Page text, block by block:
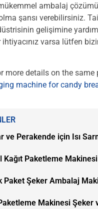
ambalaj çözümü
şansı verebilirsiniz.
gelişimine
ihtiyacınız varsa lütfen
more details on the same
machine for candy
ve Perakende için Isı
Kağıt Paketleme Makinesi
Paket Şeker Ambalaj
Makinesi Şeker